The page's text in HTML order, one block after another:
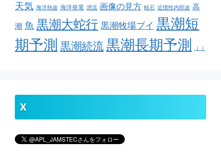
天気 海洋熱波 海洋発電 漂流 画像の見方 軽石 近慣性内部波 高
潮 魚 黒潮大蛇行 黒潮牧場ブイ 黒潮短
期予測 黒潮続流黒潮長期予測 ｊｊ
X